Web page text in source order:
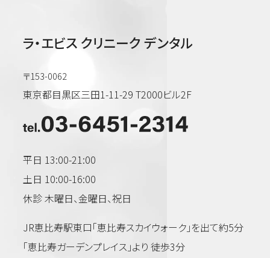
ラ・エビス クリニーク デンタル
〒153-0062
東京都目黒区三田1-11-29 T2000ビル2F
平日 13:00-21:00
土日 10:00-16:00
休診 木曜日、金曜日、祝日
JR恵比寿駅東口「恵比寿スカイウォーク」を出て約5分
「恵比寿ガーデンプレイス」より 徒歩3分